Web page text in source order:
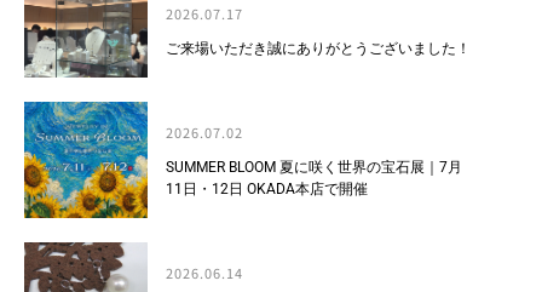
2026.07.17
ご来場いただき誠にありがとうございました！
2026.07.02
SUMMER BLOOM 夏に咲く世界の宝石展｜7月
11日・12日 OKADA本店で開催
2026.06.14